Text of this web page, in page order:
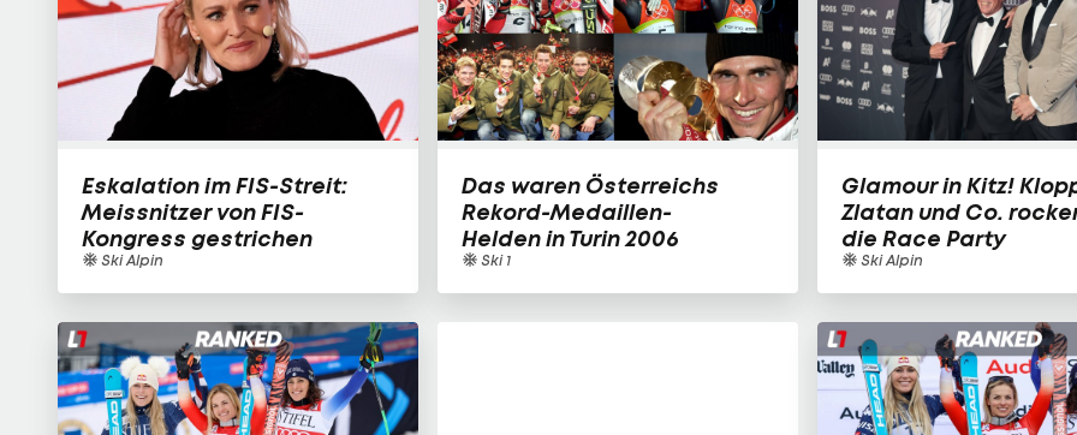
Eskalation im FIS-Streit:
Meissnitzer von FIS-
Kongress gestrichen
Ski Alpin
Das waren Österreichs
Rekord-Medaillen-
Helden in Turin 2006
Ski 1
Glamour in Kitz!
Zlatan und Co.
die Race Party
Ski Alpin